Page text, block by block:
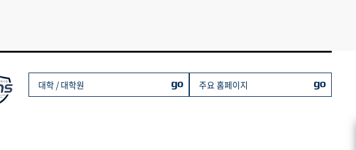
대학 / 대학원 go 주요 홈페이지 go